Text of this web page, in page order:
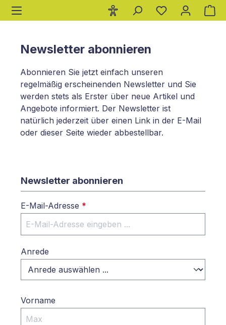
springen
Newsletter abonnieren
Abonnieren Sie jetzt einfach unseren
regelmäßig erscheinenden Newsletter und Sie
werden stets als Erster über neue Artikel und
Angebote informiert. Der Newsletter ist
natürlich jederzeit über einen Link in der E-Mail
oder dieser Seite wieder abbestellbar.
Newsletter abonnieren
E-Mail-Adresse *
Anrede
Vorname